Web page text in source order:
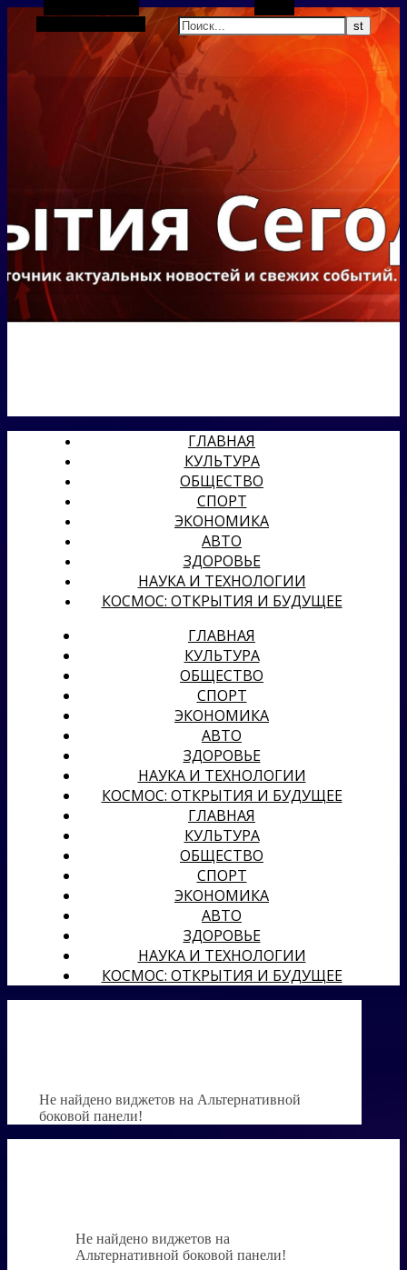
Боковая панель
ГЛАВНАЯ
КУЛЬТУРА
ОБЩЕСТВО
СПОРТ
ЭКОНОМИКА
АВТО
ЗДОРОВЬЕ
НАУКА И ТЕХНОЛОГИИ
КОСМОС: ОТКРЫТИЯ И БУДУЩЕЕ
ГЛАВНАЯ
КУЛЬТУРА
ОБЩЕСТВО
СПОРТ
ЭКОНОМИКА
АВТО
ЗДОРОВЬЕ
НАУКА И ТЕХНОЛОГИИ
КОСМОС: ОТКРЫТИЯ И БУДУЩЕЕ
ГЛАВНАЯ
КУЛЬТУРА
ОБЩЕСТВО
СПОРТ
ЭКОНОМИКА
АВТО
ЗДОРОВЬЕ
НАУКА И ТЕХНОЛОГИИ
КОСМОС: ОТКРЫТИЯ И БУДУЩЕЕ
Не найдено виджетов на Альтернативной
боковой панели!
Не найдено виджетов на
Альтернативной боковой панели!